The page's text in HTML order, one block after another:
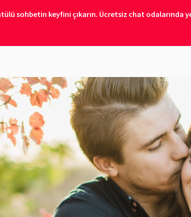
sohbetin keyfini çıkarın. Ücretsiz chat odalarında